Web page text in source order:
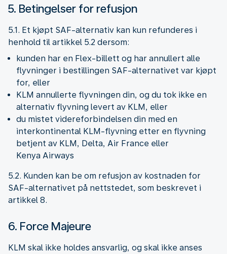
5. Betingelser for refusjon
5.1. Et kjøpt SAF-alternativ kan kun refunderes i
henhold til artikkel 5.2 dersom:
kunden har en Flex-billett og har annullert alle
flyvninger i bestillingen SAF-alternativet var kjøpt
for, eller
KLM annullerte flyvningen din, og du tok ikke en
alternativ flyvning levert av KLM, eller
du mistet videreforbindelsen din med en
interkontinental KLM-flyvning etter en flyvning
betjent av KLM, Delta, Air France eller
Kenya Airways
5.2. Kunden kan be om refusjon av kostnaden for
SAF-alternativet på nettstedet, som beskrevet i
artikkel 8.
6. Force Majeure
KLM skal ikke holdes ansvarlig, og skal ikke anses